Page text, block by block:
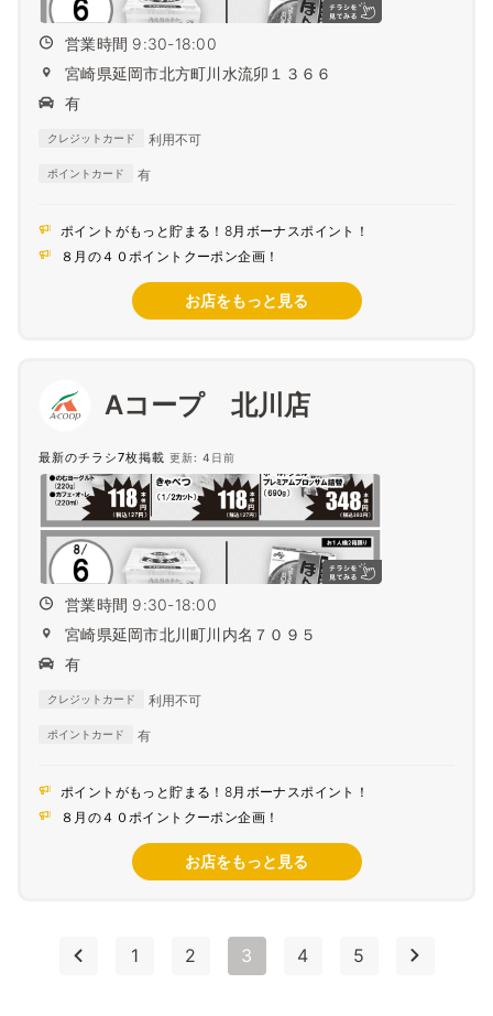
営業時間 9:30-18:00
宮崎県延岡市北方町川水流卯１３６６
有
クレジットカード 利用不可
ポイントカード 有
ポイントがもっと貯まる！8月ボーナスポイント！
８月の４０ポイントクーポン企画！
お店をもっと見る
Aコープ 北川店
最新のチラシ7枚掲載 更新: 4日前
営業時間 9:30-18:00
宮崎県延岡市北川町川内名７０９５
有
クレジットカード 利用不可
ポイントカード 有
ポイントがもっと貯まる！8月ボーナスポイント！
８月の４０ポイントクーポン企画！
お店をもっと見る
1 2 3 4 5